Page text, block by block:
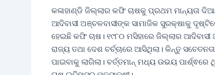
କଳାହାଣ୍ଡି ଜିଲ୍ଲାର କଫି ଚାଷକୁ ପ୍ରଥମ ମାନ୍ୟତା
ଆଦିବାସୀ ଅଞ୍ଚଳବାସୀଙ୍କ ସାମାଜିକ ସୁରକ୍ଷାକୁ
ହେଇଛି କଫି ଚାଷ। ୧୯୮୦ ମସିହାରେ ଜିଲ୍ଲାର
ରାଜ୍ୟ ତଥା ଦେଶ ଚର୍ଚ୍ଚାରେ ଆସିଥିଲା। କିନ୍ତୁ
ପାଇବାକୁ ଲାଗିଲା। ବର୍ତ୍ତମାନ୍ ମଧ୍ୟ ଉଭୟ